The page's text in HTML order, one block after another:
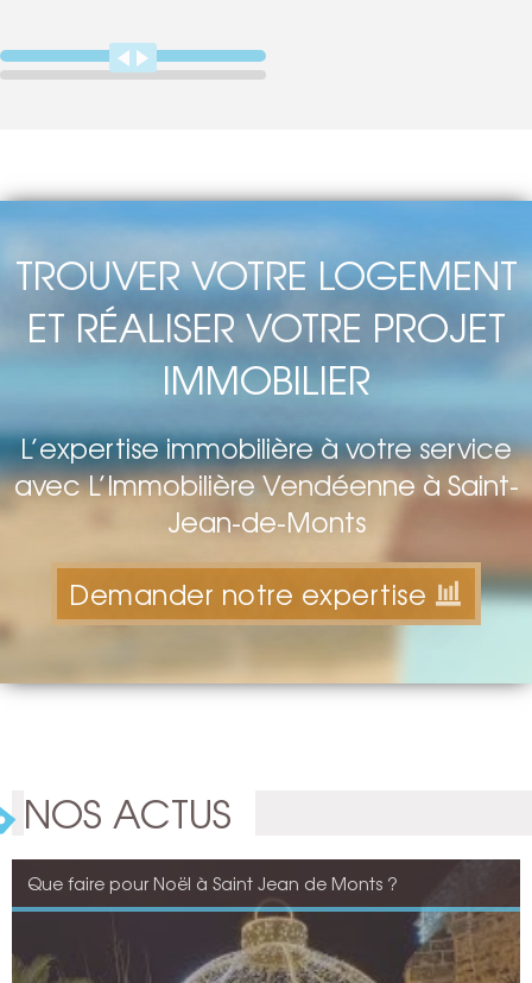
TROUVER VOTRE LOGEMENT
ET RÉALISER VOTRE PROJET
IMMOBILIER
L’expertise immobilière à votre service
avec L’Immobilière Vendéenne à Saint-
Jean-de-Monts
Demander notre expertise
NOS ACTUS
Que faire pour Noël à Saint Jean de Monts ?